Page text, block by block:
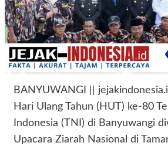
BANYUWANGI ||
Hari Ulang Tahun (HUT) ke-80
Indonesia (TNI) di Banyuwangi
Upacara Ziarah Nasional di